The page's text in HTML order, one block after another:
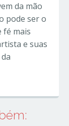
da mão
pode ser o
fé mais
e suas